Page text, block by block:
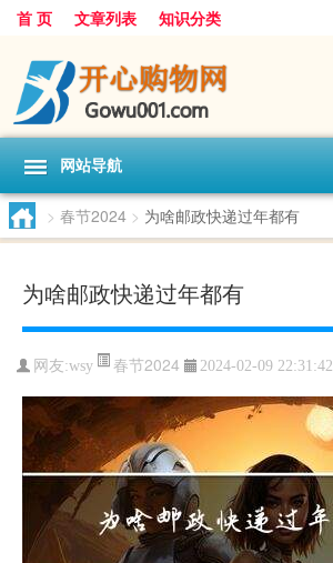
首 页 文章列表 知识分类
网站导航
> 春节2024 > 为啥邮政快递过年都有
为啥邮政快递过年都有
网友:wsy 春节2024 2024-02-09 22:31:42